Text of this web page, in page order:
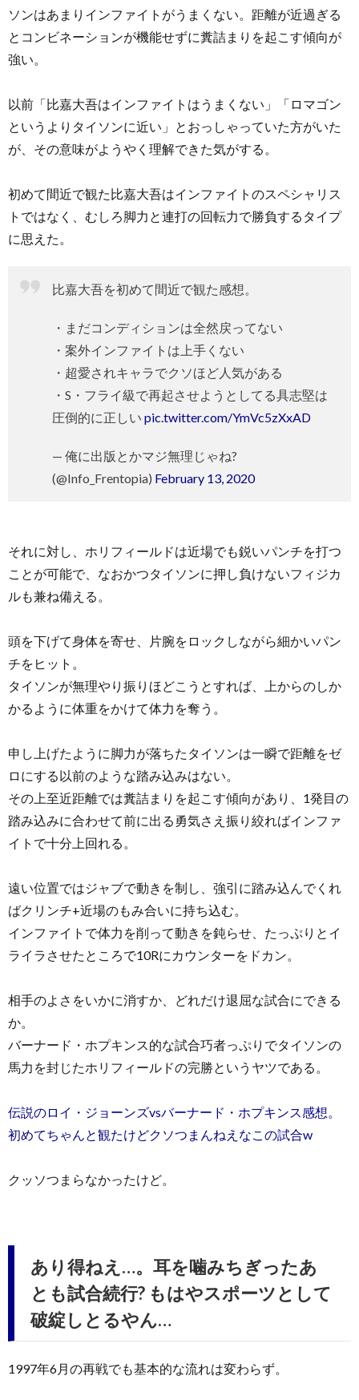
ソンはあまりインファイトがうまくない。距離が近過ぎる
とコンビネーションが機能せずに糞詰まりを起こす傾向が
強い。
以前「比嘉大吾はインファイトはうまくない」「ロマゴン
というよりタイソンに近い」とおっしゃっていた方がいた
が、その意味がようやく理解できた気がする。
初めて間近で観た比嘉大吾はインファイトのスペシャリス
トではなく、むしろ脚力と連打の回転力で勝負するタイプ
に思えた。
比嘉大吾を初めて間近で観た感想。
・まだコンディションは全然戻ってない
・案外インファイトは上手くない
・超愛されキャラでクソほど人気がある
・S・フライ級で再起させようとしてる具志堅は
圧倒的に正しい pic.twitter.com/YmVc5zXxAD
— 俺に出版とかマジ無理じゃね?
(@Info_Frentopia) February 13, 2020
それに対し、ホリフィールドは近場でも鋭いパンチを打つ
ことが可能で、なおかつタイソンに押し負けないフィジカ
ルも兼ね備える。
頭を下げて身体を寄せ、片腕をロックしながら細かいパン
チをヒット。
タイソンが無理やり振りほどこうとすれば、上からのしか
かるように体重をかけて体力を奪う。
申し上げたように脚力が落ちたタイソンは一瞬で距離をゼ
ロにする以前のような踏み込みはない。
その上至近距離では糞詰まりを起こす傾向があり、1発目の
踏み込みに合わせて前に出る勇気さえ振り絞ればインファ
イトで十分上回れる。
遠い位置ではジャブで動きを制し、強引に踏み込んでくれ
ばクリンチ+近場のもみ合いに持ち込む。
インファイトで体力を削って動きを鈍らせ、たっぷりとイ
ライラさせたところで10Rにカウンターをドカン。
相手のよさをいかに消すか、どれだけ退屈な試合にできる
か。
バーナード・ホプキンス的な試合巧者っぷりでタイソンの
馬力を封じたホリフィールドの完勝というヤツである。
伝説のロイ・ジョーンズvsバーナード・ホプキンス感想。
初めてちゃんと観たけどクソつまんねえなこの試合w
クッソつまらなかったけど。
あり得ねえ…。耳を噛みちぎったあ
とも試合続行? もはやスポーツとして
破綻しとるやん…
1997年6月の再戦でも基本的な流れは変わらず。